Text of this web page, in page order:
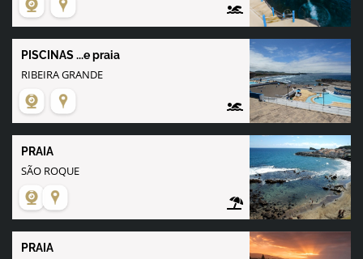
PISCINAS ...e praia
RIBEIRA GRANDE
PRAIA
SÃO ROQUE
PRAIA